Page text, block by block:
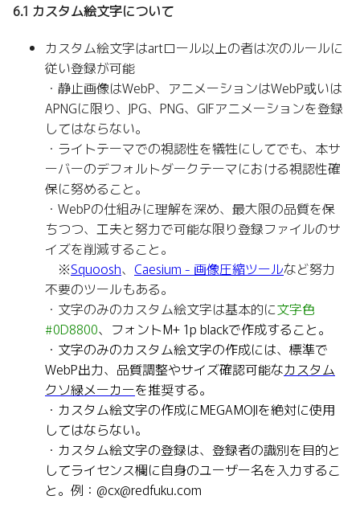
6.1 カスタム絵文字について
カスタム絵文字はartロール以上の者は次のルールに
従い登録が可能
・静止画像はWebP、アニメーションはWebP或いは
APNGに限り、JPG、PNG、GIFアニメーションを登録
してはならない。
・ライトテーマでの視認性を犠牲にしてでも、本サ
ーバーのデフォルトダークテーマにおける視認性確
保に努めること。
・WebPの仕組みに理解を深め、最大限の品質を保
ちつつ、工夫と努力で可能な限り登録ファイルのサ
イズを削減すること。
※Squoosh、 Caesium - 画像圧縮ツールなど努力
不要のツールもある。
・文字のみのカスタム絵文字は基本的に文字色
#0D8800、フォントM+ 1p blackで作成すること。
・文字のみのカスタム絵文字の作成には、標準で
WebP出力、品質調整やサイズ確認可能なカスタム
クソ緑メーカーを推奨する。
・カスタム絵文字の作成にMEGAMOJIを絶対に使用
してはならない。
・カスタム絵文字の登録は、登録者の識別を目的と
してライセンス欄に自身のユーザー名を入力するこ
と。例：@cx@redfuku.com